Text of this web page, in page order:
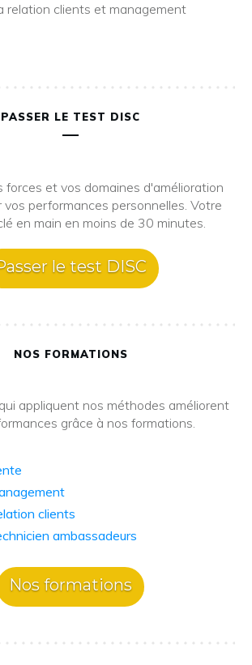
relation clients et management
PASSER LE TEST DISC
forces et vos domaines d'amélioration
vos performances personnelles. Votre
en main en moins de 30 minutes.
le test DISC
NOS FORMATIONS
appliquent nos méthodes améliorent
grâce à nos formations.
clients
ambassadeurs
Nos formations